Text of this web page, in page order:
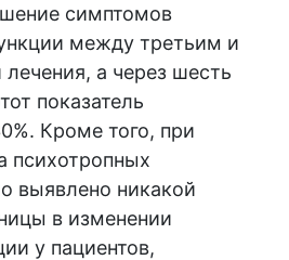
симптомов
между третьим и
а через шесть
показатель
Кроме того, при
психотропных
выявлено никакой
в изменении
у пациентов,